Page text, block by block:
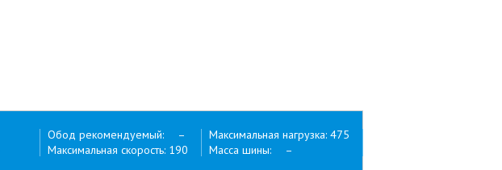
Обод рекомендуемый: –
Максимальная скорость: 190
Максимальная нагрузка: 475
Масса шины: –